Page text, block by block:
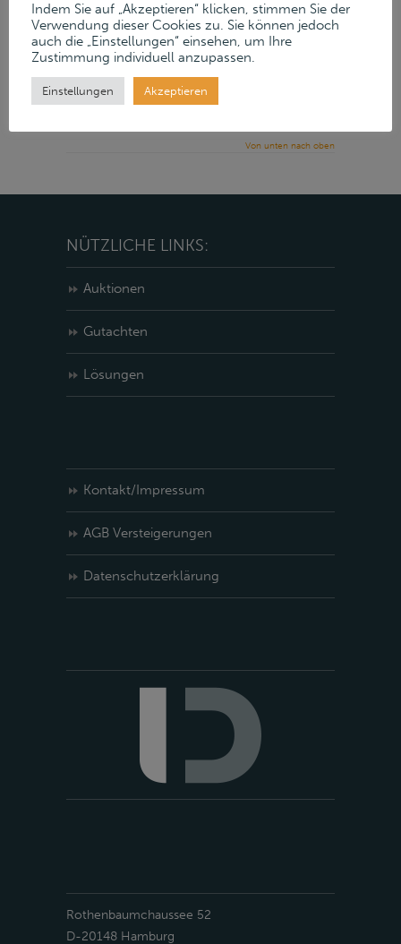
12. Februar 2026
Read more →
Von unten nach oben
NÜTZLICHE LINKS:
Auktionen
Gutachten
Lösungen
Kontakt/Impressum
AGB Versteigerungen
Datenschutzerklärung
Rothenbaumchaussee 52
D-20148 Hamburg
Indem Sie auf „Akzeptieren“ klicken, stimmen Sie der
Verwendung dieser Cookies zu. Sie können jedoch
auch die „Einstellungen“ einsehen, um Ihre
Zustimmung individuell anzupassen.
Einstellungen Akzeptieren